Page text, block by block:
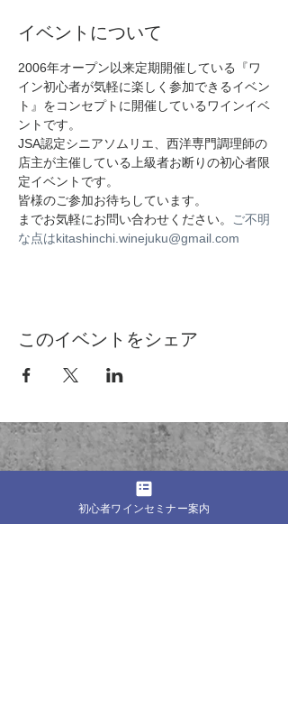
イベントについて
2006年オープン以来定期開催している『ワ
イン初心者が気軽に楽しく参加できるイベン
ト』をコンセプトに開催しているワインイベ
ントです。
JSA認定シニアソムリエ、西洋専門調理師の
店主が主催している上級者お断りの初心者限
定イベントです。
皆様のご参加お待ちしています。
までお気軽にお問い合わせください。
ご不明
な点はkitashinchi.winejuku@gmail.com
このイベントをシェア
・プライバシーポリシー初心者ワインセミナー案内